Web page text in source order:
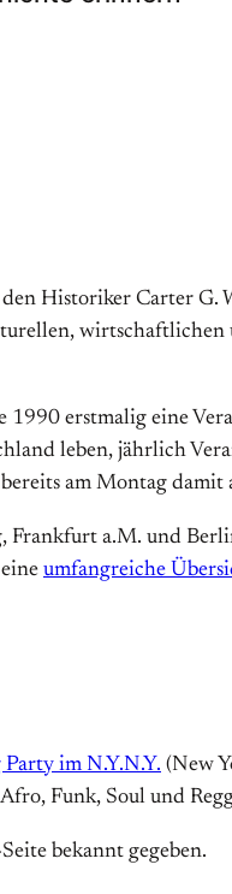
Historiker Carter
1990 erstmalig eine
leben, jährlich
am Montag
a.M. und
umfangreiche
im N.Y.N.Y. (New
Funk, Soul und
bekannt gegeben.